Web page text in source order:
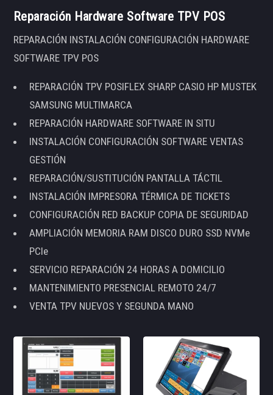
Reparación Hardware Software TPV POS
REPARACIÓN INSTALACIÓN CONFIGURACIÓN HARDWARE
SOFTWARE TPV POS
REPARACIÓN TPV POSIFLEX SHARP CASIO HP MUSTEK
SAMSUNG MULTIMARCA
REPARACIÓN HARDWARE SOFTWARE IN SITU
INSTALACIÓN CONFIGURACIÓN SOFTWARE VENTAS
GESTIÓN
REPARACIÓN/SUSTITUCIÓN PANTALLA TÁCTIL
INSTALACIÓN IMPRESORA TÉRMICA DE TICKETS
CONFIGURACIÓN RED BACKUP COPIA DE SEGURIDAD
AMPLIACIÓN MEMORIA RAM DISCO DURO SSD NVMe
PCIe
SERVICIO REPARACIÓN 24 HORAS A DOMICILIO
MANTENIMIENTO PRESENCIAL REMOTO 24/7
VENTA TPV NUEVOS Y SEGUNDA MANO